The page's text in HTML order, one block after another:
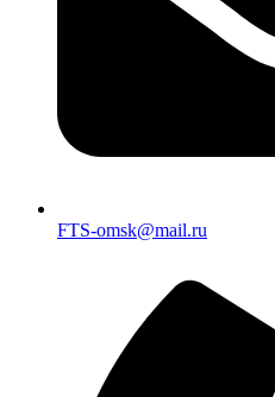
FTS-omsk@mail.ru